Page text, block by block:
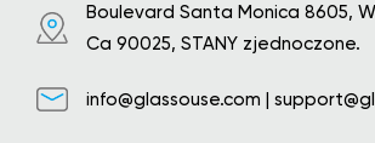
Boulevard Santa Monica 8605,
Ca 90025, STANY zjednoczone.
info@glassouse.com |